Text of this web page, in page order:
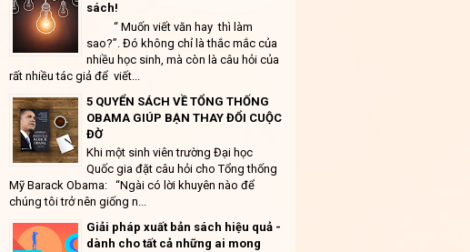
sách!
“ Muốn viết văn hay thì làm
sao?”. Đó không chỉ là thắc mắc của
nhiều học sinh, mà còn là câu hỏi của
rất nhiều tác giả để viết...
5 QUYỂN SÁCH VỀ TỔNG THỐNG
OBAMA GIÚP BẠN THAY ĐỔI CUỘC
ĐỜ
Khi một sinh viên trường Đại học
Quốc gia đặt câu hỏi cho Tổng thống
Mỹ Barack Obama: “Ngài có lời khuyên nào để
chúng tôi trở nên giống n...
Giải pháp xuất bản sách hiệu quả -
dành cho tất cả những ai mong